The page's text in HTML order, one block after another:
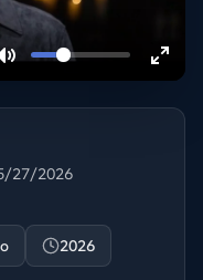
27/2026
2026